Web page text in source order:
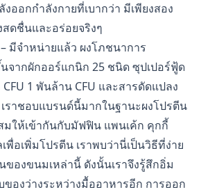
ออกกำลังกายที่เบากว่า มีเพียงสอง
ดชื่นและอร่อยจริงๆ
– มีจำหน่ายแล้ว ผงโภชนาการ
จากผักออร์แกนิก 25 ชนิด ซุปเปอร์ฟู้ด
1 พันล้าน CFU และสารดัดแปลง
ราชอบแบรนด์นี้มากในฐานะผงโปรตีน
มให้เข้ากันกับมัฟฟิน แพนเค้ก คุกกี้
พื่อเพิ่มโปรตีน เราพบว่านี่เป็นวิธีที่ง่าย
ของขนมเหล่านี้ ดังนั้นเราจึงรู้สึกอิ่ม
องว่างระหว่างมื้ออาหารอีก การออก